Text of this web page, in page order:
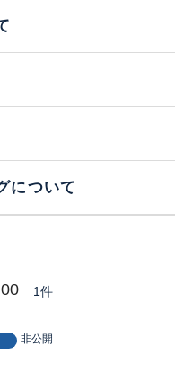
について
1
非公開